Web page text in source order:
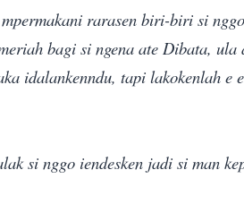
rarasen biri-biri si
bagi si ngena ate Dibata,
idalankenndu, tapi lakokenlah e
si nggo iendesken jadi si man